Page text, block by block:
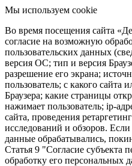
Мы используем cookie
Во время посещения сайта
согласие на возможную
пользовательских данных
версия ОС; тип и версия
разрешение его экрана;
пользователь; с какого
Браузера; какие страницы
нажимает пользователь; ip-
сайта, проведения
исследований и обзоров.
данные обрабатывались,
Статья 9 "Согласие субъекта
обработку его персональных